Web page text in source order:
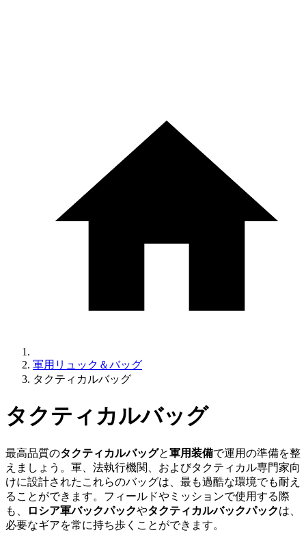
軍用リュック＆バッグ
タクティカルバッグ
タクティカルバッグ
最高品質のタクティカルバッグと軍用装備で運用の準備を整
えましょう。軍、法執行機関、およびタクティカル専門家向
けに設計されたこれらのバッグは、最も過酷な環境でも耐え
ることができます。フィールドやミッションで使用する際
も、
ロシア軍バックパックやタクティカルバックパックは、
必要なギアを常に持ち歩くことができます。